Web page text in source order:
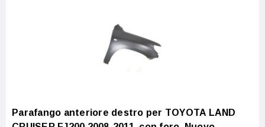
Parafango anteriore destro per TOYOTA LAND